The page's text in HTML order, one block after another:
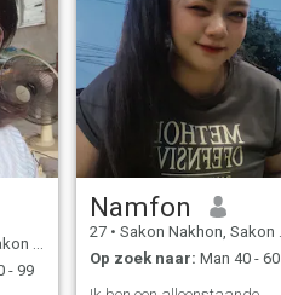
- 99
Namfon
27 • Sakon Nakhon, Sakon Nakhon, Thailand
Op zoek naar: Man 40 - 60